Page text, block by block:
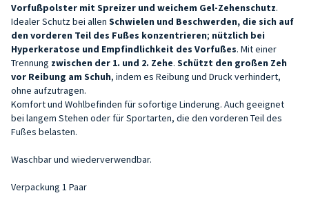
Vorfußpolster mit Spreizer und weichem Gel-Zehenschutz.
Idealer Schutz bei allen Schwielen und Beschwerden, die sich auf
den vorderen Teil des Fußes konzentrieren; nützlich bei
Hyperkeratose und Empfindlichkeit des Vorfußes. Mit einer
Trennung zwischen der 1. und 2. Zehe. Schützt den großen Zeh
vor Reibung am Schuh, indem es Reibung und Druck verhindert,
ohne aufzutragen.
Komfort und Wohlbefinden für sofortige Linderung. Auch geeignet
bei langem Stehen oder für Sportarten, die den vorderen Teil des
Fußes belasten.
Waschbar und wiederverwendbar.
Verpackung 1 Paar